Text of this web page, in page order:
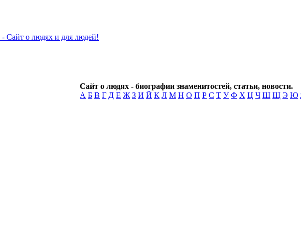
Сайт о людях - биографии знаменитостей, статьи, новости.
А Б В Г Д Е Ж З И Й К Л М Н О П Р С Т У Ф Х Ц Ч Ш Щ Э Ю